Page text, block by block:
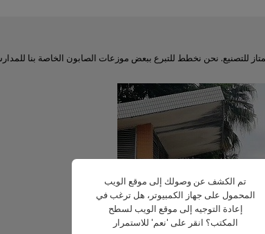
للتصنيع. نحن نخطط للتبرع ببعض موزعات الصابون الخاصة بنا
تم الكشف عن وصولك إلى موقع الويب
المحمول على جهاز الكمبيوتر، هل ترغب في
إعادة التوجيه إلى موقع الويب لسطح
المكتب؟ انقر على 'نعم' للاستمرار